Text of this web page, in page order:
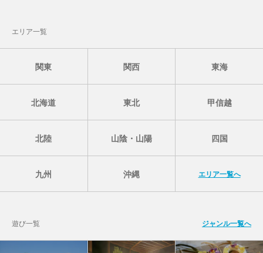
エリア一覧
関東 関西 東海
北海道 東北 甲信越
北陸 山陰・山陽 四国
九州 沖縄 エリア一覧へ
遊び一覧 ジャンル一覧へ